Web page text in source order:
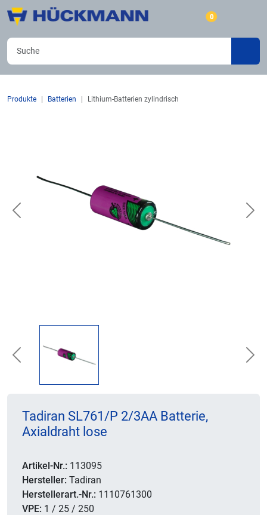
0
Produkte Batterien Lithium-Batterien zylindrisch
Previous
Previous
Tadiran SL761/P 2/3AA Batterie,
Axialdraht lose
Artikel-Nr.: 113095
Hersteller: Tadiran
Herstellerart.-Nr.: 1110761300
VPE: 1 / 25 / 250